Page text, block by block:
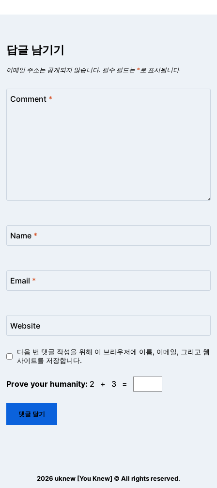
답글 남기기
이메일 주소는 공개되지 않습니다. 필수 필드는 * 로 표시됩니다
Comment *
Name *
Email *
Website
다음 번 댓글 작성을 위해 이 브라우저에 이름, 이메일, 그리고 웹
사이트를 저장합니다.
Prove your humanity: 2 + 3 =
2026 uknew [You Knew] © All rights reserved.